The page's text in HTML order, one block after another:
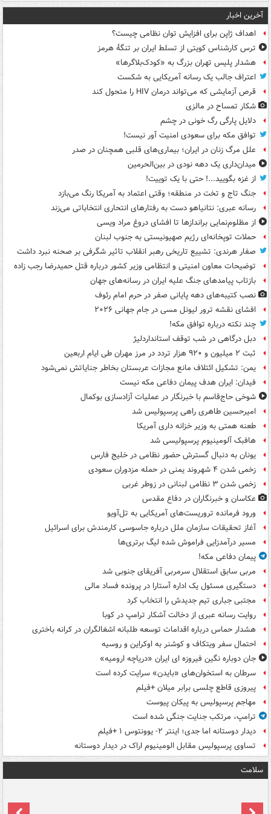
آخرین اخبار
اهداف ژاپن برای افزایش توان نظامی چیست؟
ترس کارشناس کویتی از تسلط ایران بر تنگۀ هرمز
هشدار پلیس تهران بزرگ به «کودک‌بلاگرها»
اعتراف جالب یک رسانه آمریکایی به شکست
قرص آزمایشی که می‌تواند درمان HIV را متحول کند
شکار تمساح در مالزی
دلایل پارگی رگ خونی در چشم
توافق مکه برای سعودی امنیت آور نیست!
علل مرگ زنان در ایران؛ بیماری‌های قلبی همچنان در صدر
میدان‌داری یک دهه نودی در بین‌الحرمین
از غزه بگویید...! حتی با یک توییت!
جنگ تاج و تخت در منطقه؛ وقتی اعتماد به آمریکا رنگ می‌بازد
رسانه عبری: نتانیاهو دست به رفتارهای انتحاری انتخاباتی می‌زند
از مظلوم‌نمایی براندازها تا افشای دروغ مراد ویسی
حملات توپخانه‌ای رژیم صهیونیستی به جنوب لبنان
صفار هرندی: تشییع تاریخی رهبر انقلاب تاثیر شگرفی بر صحنه نبرد داشت
توضیحات معاون امنیتی و انتظامی وزیر کشور درباره قتل حمیدرضا رجب زاده
بازتاب پیامدهای جنگ علیه ایران در رسانه‌های جهان
نصب کتیبه‌های دهه پایانی صفر در حرم امام رئوف
افشای نقشه ترور لیونل مسی در جام جهانی ۲۰۲۶
چند نکته درباره توافق مکه!
دبل درگاهی در شب توقف استانداردلیژ
ثبت ۲ میلیون و ۹۲۰ هزار تردد در مرز مهران طی ایام اربعین
یمن: تشکیل ائتلاف مانع مجازات عربستان بخاطر جنایاتش نمی‌شود
فیدان: ایران هدف پیمان دفاعی مکه نیست
شوخی حاج‌قاسم با خبرنگار در عملیات آزادسازی بوکمال
امیرحسین طاهری راهی پرسپولیس شد
طعنه همتی به وزیر خزانه داری آمریکا
هافبک آلومینیوم پرسپولیسی شد
یونان به دنبال گسترش حضور نظامی در خلیج فارس
زخمی شدن ۴ شهروند یمنی در حمله مزدوران سعودی
زخمی شدن ۳ نظامی لبنانی در زوطر غربی
عکاسان و خبرنگاران در دفاع مقدس
ورود فرمانده تروریست‌های آمریکایی به تل‌آویو
آغاز تحقیقات سازمان ملل درباره جاسوسی کارمندش برای اسرائیل
مسیر درآمدزایی فراموش شده لیگ برتری‌ها
پیمان دفاعی مکه!
مربی سابق استقلال سرمربی آفریقای جنوبی شد
دستگیری مسئول یک اداره آستارا در پرونده فساد مالی
مجتبی جباری تیم جدیدش را انتخاب کرد
روایت رسانه عبری از دخالت آشکار ترامپ در کوبا
هشدار حماس درباره اقدامات توسعه طلبانه اشغالگران در کرانه باختری
احتمال سفر ویتکاف و کوشنر به اوکراین و روسیه
جان دوباره نگین فیروزه ای ایران «دریاچه ارومیه»
سرطان به استخوان‌های «بایدن» سرایت کرده است
پیروزی قاطع چلسی برابر میلان +فیلم
مهاجم پرسپولیس به پیکان پیوست
ترامپ، مرتکب جنایت جنگی شده است
دیدار دوستانه اما جدی؛ اینتر ۲- یوونتوس ۱ +فیلم
تساوی پرسپولیس مقابل الومینیوم اراک در دیدار دوستانه
سلامت